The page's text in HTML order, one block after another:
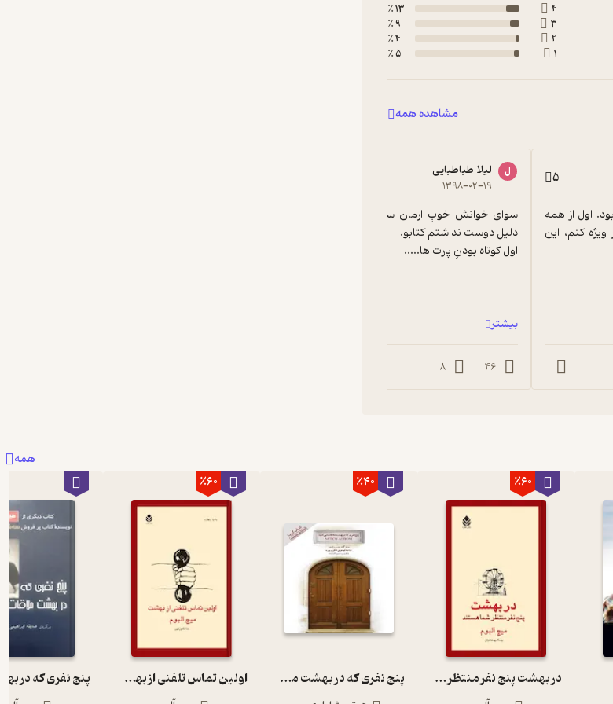
4
13 ٪
3
9 ٪
2
4 ٪
1
5 ٪
مشاهده همه
5 ل لیلا طباطبایی
۱۳۹۸-۰۲-۱۹
اول کوتاه بودنِ پارت ها.....
بیشتر
46
8
همه
٪60
در بهشت پنج نفر منتظر شما هستند
٪40
پنج نفری که در بهشت ملاقات می کنید
٪60
اولین تماس تلفنی از بهشت